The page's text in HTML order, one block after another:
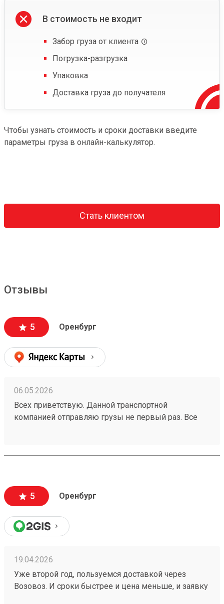
В стоимость не входит
Забор груза от клиента
Погрузка-разгрузка
Упаковка
Доставка груза до получателя
Чтобы узнать стоимость и сроки доставки введите
параметры груза в онлайн-калькулятор.
Стать клиентом
Отзывы
5 Оренбург
06.05.2026
Всех приветствую. Данной транспортной
компанией отправляю грузы не первый раз. Все
груза и время работы. Рекомендую Заказ
5 Оренбург
19.04.2026
Уже второй год, пользуемся доставкой через
Возовоз. И сроки быстрее и цена меньше, и заявку